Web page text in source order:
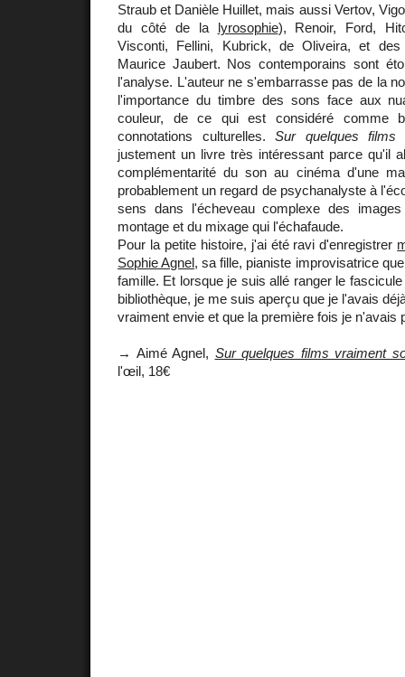
Straub et Danièle Huillet, mais aussi Vertov,
du côté de la lyrosophie), Renoir, Ford,
Visconti, Fellini, Kubrick, de Oliveira, et des
Maurice Jaubert. Nos contemporains sont
l'analyse. L'auteur ne s'embarrasse pas de la
l'importance du timbre des sons face aux
couleur, de ce qui est considéré comme
connotations culturelles.Sur quelques films
justement un livre très intéressant parce qu'il
complémentarité du son au cinéma d'une
probablement un regard de psychanalyste à
sens dans l'écheveau complexe des
montage et du mixage qui l'échafaude.
Pour la petite histoire, j'ai été ravi d'enregistrer
Sophie Agnel, sa fille, pianiste improvisatrice
famille. Et lorsque je suis allé ranger le
bibliothèque, je me suis aperçu que je l'avais
vraiment envie et que la première fois je n'avais
→ Aimé Agnel, Sur quelques films vraiment
l'œil, 18€